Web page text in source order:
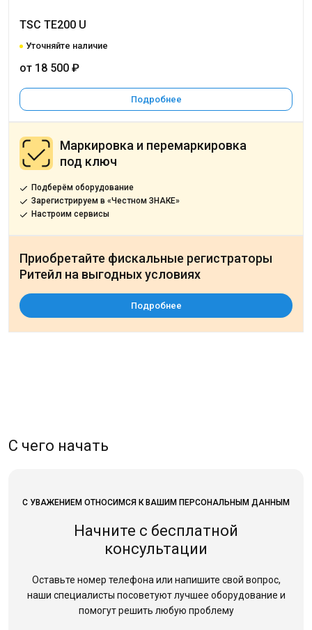
TSC TE200 U
Уточняйте наличие
от 18 500 ₽
Подробнее
Маркировка и перемаркировка
под ключ
Подберём оборудование
Зарегистрируем в «Честном ЗНАКЕ»
Настроим сервисы
Приобретайте фискальные регистраторы
Ритейл на выгодных условиях
Подробнее
С чего начать
С УВАЖЕНИЕМ ОТНОСИМСЯ К ВАШИМ ПЕРСОНАЛЬНЫМ ДАННЫМ
Начните с бесплатной
консультации
Оставьте номер телефона или напишите свой вопрос,
наши специалисты посоветуют лучшее оборудование и
помогут решить любую проблему